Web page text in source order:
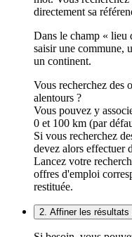
directement sa
Dans le champ « lieu
saisir une commune,
un continent.
Vous recherchez des
alentours ?
Vous pouvez y
0 et 100 km (par
Si vous recherchez
devez alors effectuer
Lancez votre
offres d'emploi
restituée.
2. Affiner les résultats